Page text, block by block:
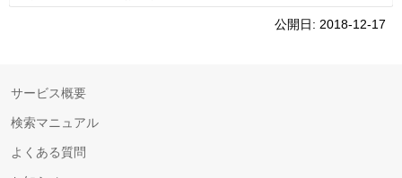
公開日: 2018-12-17
サービス概要
検索マニュアル
よくある質問